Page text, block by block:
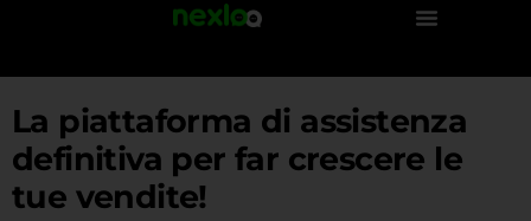
La piattaforma di assistenza
definitiva per far crescere le
tue vendite!